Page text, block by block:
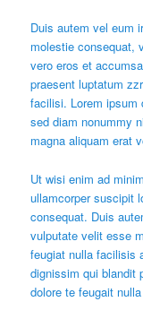
Duis autem vel eum
molestie consequat,
vero eros et
praesent luptatum
facilisi. Lorem ipsum
sed diam nonummy
magna aliquam erat
Ut wisi enim ad
ullamcorper suscipit
consequat. Duis
vulputate velit esse
feugiat nulla facilisis
dignissim qui blandit
dolore te feugait